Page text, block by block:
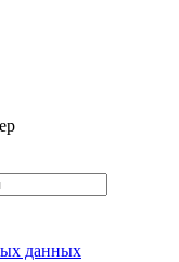
данных